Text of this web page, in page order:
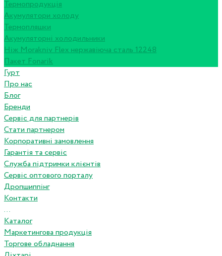
Термопродукція
Акумулятори холоду
Термопляшки
Акумуляторні холодильники
Ніж Morakniv Flex нержавіюча сталь 12248
Пакет Fonarik
Гурт
Про нас
Блог
Бренди
Сервіс для партнерів
Стати партнером
Корпоративні замовлення
Гарантія та сервіс
Служба підтримки клієнтів
Сервіс оптового порталу
Дропшиппінг
Контакти
...
Каталог
Маркетингова продукція
Торгове обладнання